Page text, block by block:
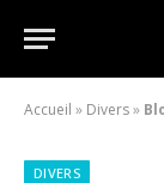
Accueil » Divers»
DIVERS